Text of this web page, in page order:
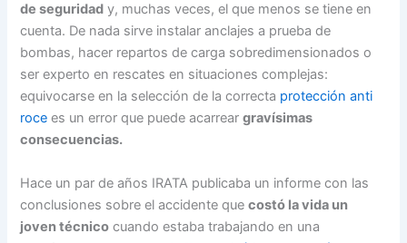
de seguridad y, muchas veces, el que menos se tiene en
cuenta. De nada sirve instalar anclajes a prueba de
bombas, hacer repartos de carga sobredimensionados o
ser experto en rescates en situaciones complejas:
equivocarse en la selección de la correcta protección anti
rocees un error que puede acarreargravísimas
consecuencias.
Hace un par de años IRATA publicaba un informe con las
conclusiones sobre el accidente quecostó la vida un
joven técnico cuando estaba trabajando en una